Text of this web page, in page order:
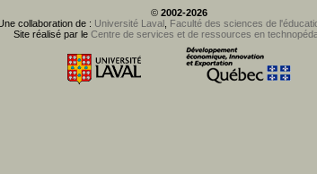
© 2002-2026
collaboration de : Université Laval, Faculté des sciences de
Site réalisé par le Centre de services et de ressources en